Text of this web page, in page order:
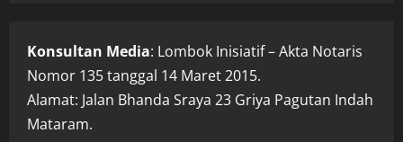
Konsultan Media: Lombok Inisiatif – Akta Notaris
Nomor 135 tanggal 14 Maret 2015.
Alamat: Jalan Bhanda Sraya 23 Griya Pagutan Indah
Mataram.